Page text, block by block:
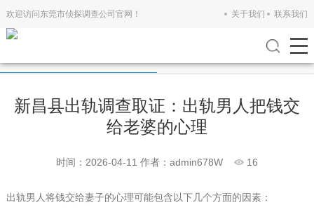
欢迎访问东莞市侦探调查公司官网！ 关于我们 联系我们
新昌县出轨调查取证：出轨男人把钱交
给老婆的心理
时间：2026-04-11 作者：admin678W 16
出轨男人将钱交给妻子的心理可能包含以下几个方面的因素：